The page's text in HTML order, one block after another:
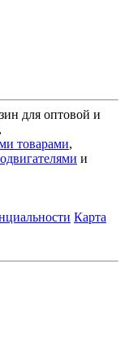
для оптовой и
,
товарами,
и
Карта